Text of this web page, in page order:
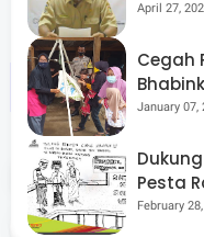
Pesantren Nurul Hakim.
Tags Pilkada
Share
April 27,
Cegah
Pantau
January 07,
Pesta
February